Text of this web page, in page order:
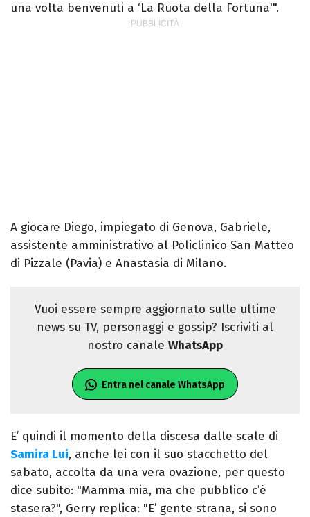
una volta benvenuti a ‘La Ruota della Fortuna'".
A giocare Diego, impiegato di Genova, Gabriele,
assistente amministrativo al Policlinico San Matteo
di Pizzale (Pavia) e Anastasia di Milano.
Vuoi essere sempre aggiornato sulle ultime
news su TV, personaggi e gossip? Iscriviti al
nostro canale WhatsApp
Entra nel canale WhatsApp
E’ quindi il momento della discesa dalle scale di
Samira Lui, anche lei con il suo stacchetto del
sabato, accolta da una vera ovazione, per questo
dice subito: "Mamma mia, ma che pubblico c’è
stasera?", Gerry replica: "E’ gente strana, si sono